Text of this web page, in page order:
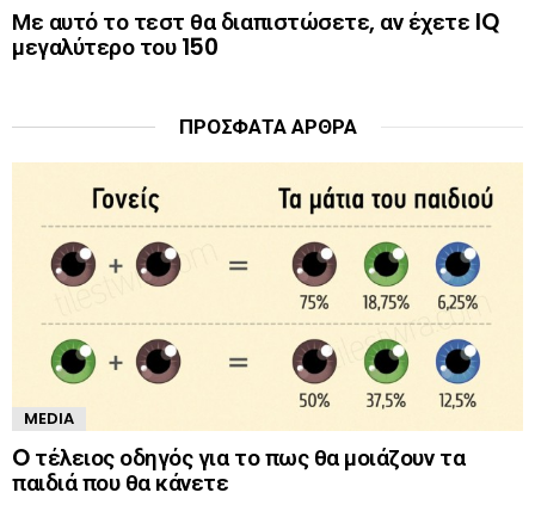
Με αυτό το τεστ θα διαπιστώσετε, αν έχετε IQ
μεγαλύτερο του 150
ΠΡΌΣΦΑΤΑ ΆΡΘΡΑ
MEDIA
O τέλειος οδηγός για το πως θα μοιάζουν τα
παιδιά που θα κάνετε